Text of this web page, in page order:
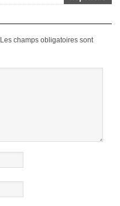
Les champs obligatoires sont